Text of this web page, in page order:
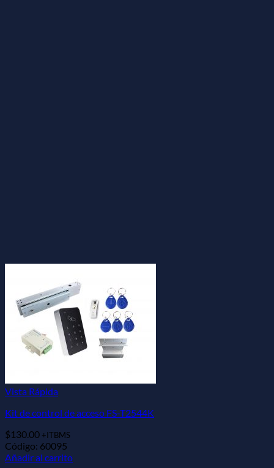
Vista Rápida
Kit de control de acceso FS-T2544K
$130.00 +ITBMS
Código: 60095
Añadir al carrito